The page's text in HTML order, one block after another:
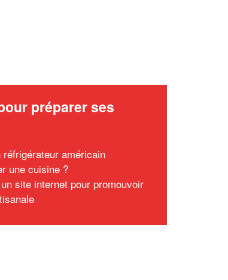
préparer ses
américain
une cuisine ?
site internet pour promouvoir